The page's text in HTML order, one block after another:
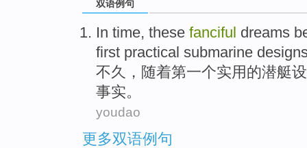
双语例句
In time, these fanciful dreams
first practical submarine
不久，随着第一个实用 的潜艇
事实。
youdao
更多双语例句